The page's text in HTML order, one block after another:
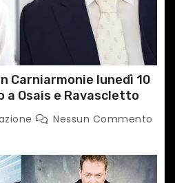
Carniarmonie lunedì 10
a Osais e Ravascletto
Nessun Commento